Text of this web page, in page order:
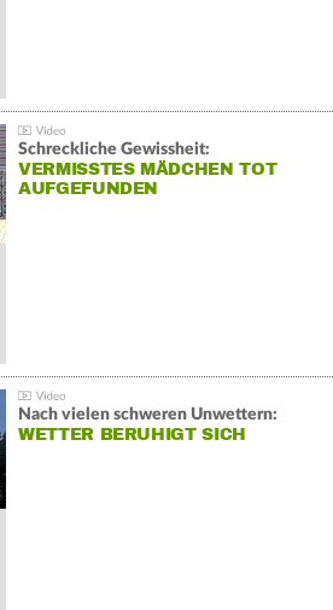
Schreckliche Gewissheit:
VERMISSTES MÄDCHEN TOT
AUFGEFUNDEN
Nach vielen schweren Unwettern:
WETTER BERUHIGT SICH